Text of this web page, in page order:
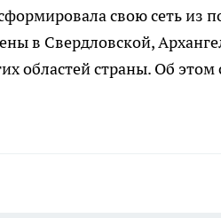
свою сеть из
в Свердловской,
областей страны. Об